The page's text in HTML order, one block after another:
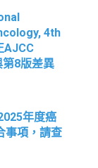
4th
AJCC
8版差異
年度癌
事項，請查